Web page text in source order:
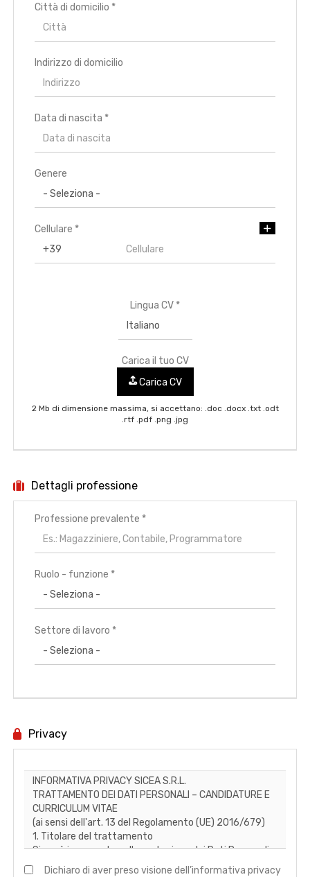
Città di domicilio *
Indirizzo di domicilio
Paese di residenza *
Regione di residenza *
Città di residenza
Data di nascita *
Genere
Cellulare *
Lingua CV *
Carica il tuo CV
Carica CV
2 Mb di dimensione massima, si accettano: .doc .docx .txt .odt
.rtf .pdf .png .jpg
Dettagli professione
Professione prevalente *
Ruolo - funzione *
Settore di lavoro *
Privacy
Dichiaro di aver preso visione dell’informativa privacy